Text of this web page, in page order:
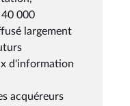
000
largement
d'information
acquéreurs